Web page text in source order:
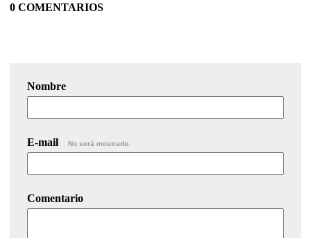
0 COMENTARIOS
Nombre
E-mail No será mostrado.
Comentario